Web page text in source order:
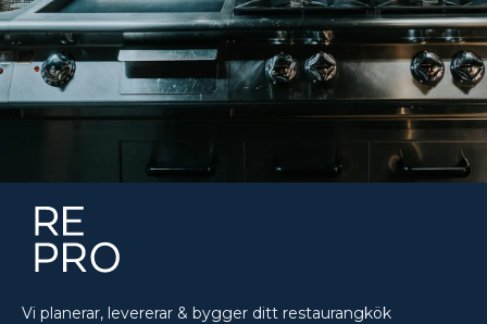
Vi planerar, levererar & bygger ditt restaurangkök